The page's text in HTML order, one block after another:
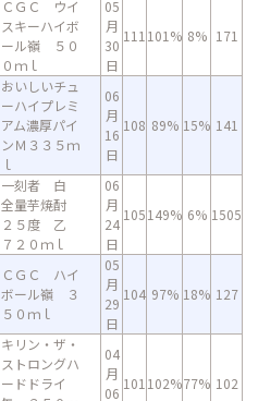
ＣＧＣ ウイ
スキーハイボ
ール嶺 ５０
０ｍｌ
05
月
30
日
111 101% 8% 171
おいしいチュ
ーハイプレミ
アム濃厚パイ
ンＭ３３５ｍ
ｌ
06
月
16
日
108 89% 15% 141
一刻者 白
全量芋焼酎
２５度 乙
７２０ｍｌ
06
月
24
日
105149% 6% 1505
ＣＧＣ ハイ
ボール嶺 ３
５０ｍｌ
05
月
29
日
104 97% 18% 127
キリン・ザ・
ストロングハ
ードドライ
04
月
06
101 102%77% 102